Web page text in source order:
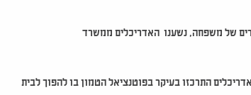
של משפחה, נשענו האדריכלים ממשרד
התרכזו בעיקר בפוטנציאל הטמון בו להפוך לבית